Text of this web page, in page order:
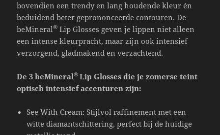
bovendien een trendy en lang houdende kleur én
beduidend beter geprononceerde contouren. De
beMineral® Lip Glosses geven je lippen niet alleen
een intense kleurpracht, maar zijn ook intensief
verzorgend, gladmakend en verzachtend.
De 3 beMineral®Lip Glosses die je zomerse teint
optisch intensief accenturen zijn:
See With Cream: Stijlvol raffinement met een
witte diamantschittering, perfect bij de huidige